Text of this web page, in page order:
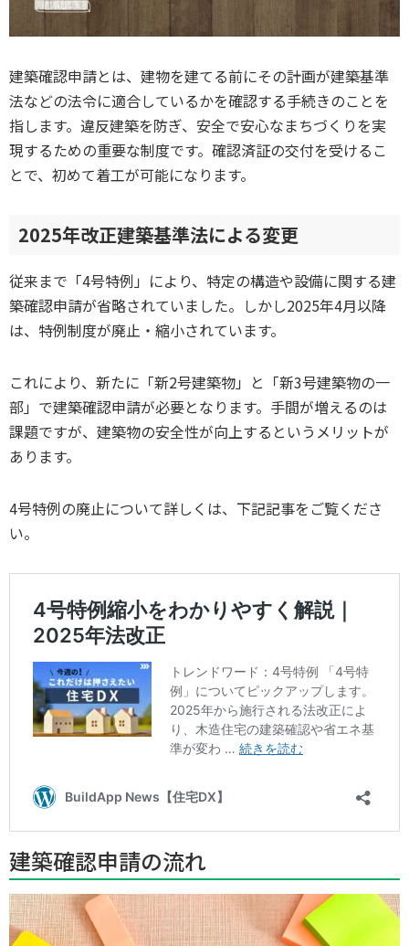
建築確認申請とは、建物を建てる前にその計画が建築基準
法などの法令に適合しているかを確認する手続きのことを
指します。違反建築を防ぎ、安全で安心なまちづくりを実
現するための重要な制度です。確認済証の交付を受けるこ
とで、初めて着工が可能になります。
2025年改正建築基準法による変更
従来まで「4号特例」により、特定の構造や設備に関する建
築確認申請が省略されていました。しかし2025年4月以降
は、特例制度が廃止・縮小されています。
これにより、新たに「新2号建築物」と「新3号建築物の一
部」で建築確認申請が必要となります。手間が増えるのは
課題ですが、建築物の安全性が向上するというメリットが
あります。
4号特例の廃止について詳しくは、下記記事をご覧くださ
い。
建築確認申請の流れ